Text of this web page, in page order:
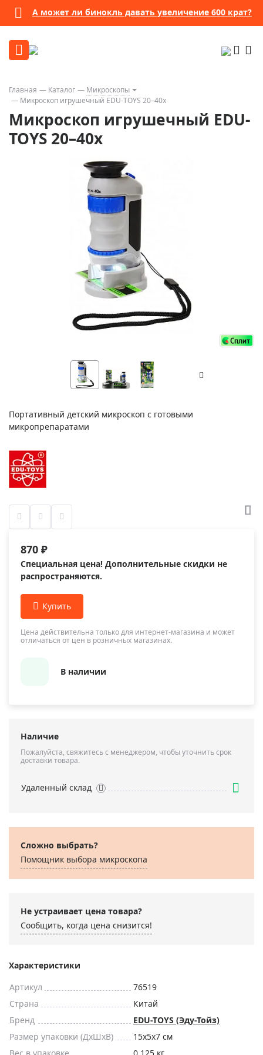
А может ли бинокль давать увеличение 600 крат?
Главная Каталог
Микроскопы
Микроскоп игрушечный EDU-TOYS 20–40x
Микроскоп игрушечный EDU-
TOYS 20–40x
Портативный детский микроскоп с готовыми
микропрепаратами
870 ₽
Специальная цена! Дополнительные скидки не
распространяются.
Цена действительна только для интернет-магазина и может
отличаться от цен в розничных магазинах.
В наличии
Наличие
Пожалуйста, свяжитесь с менеджером, чтобы уточнить срок
доставки товара.
Удаленный склад
Сложно выбрать?
Помощник выбора микроскoпа
Не устраивает цена товара?
Сообщить, когда цена снизится!
Характеристики
Артикул
76519
Страна
Китай
Бренд
EDU-TOYS (Эду-Тойз)
Размер упаковки (ДxШxВ)
15x5x7 см